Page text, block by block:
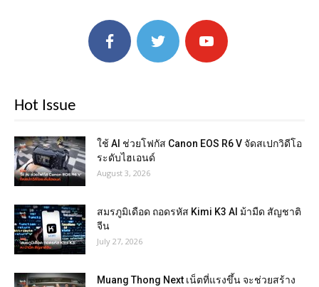
Hot Issue
ใช้ AI ช่วยโฟกัส Canon EOS R6 V จัดสเปกวิดีโอ
ระดับไฮเอนด์
August 3, 2026
สมรภูมิเดือด ถอดรหัส Kimi K3 AI ม้ามืด สัญชาติ
จีน
July 27, 2026
Muang Thong Next เน็ตที่แรงขึ้น จะช่วยสร้าง